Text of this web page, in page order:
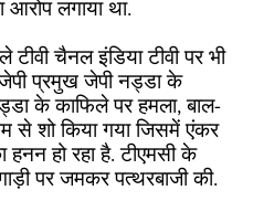
लगाया था.
टीवी चैनल इंडिया टीवी पर भी
प्रमुख जेपी नड्डा के
के काफिले पर हमला, बाल-
से शो किया गया जिसमें एंकर
हो रहा है. टीएमसी के
पर जमकर पत्थरबाजी की.